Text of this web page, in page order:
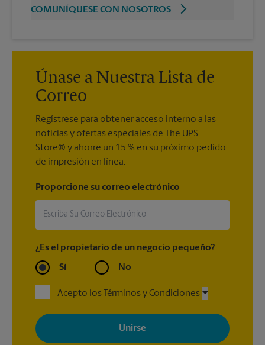
COMUNÍQUESE CON NOSOTROS
Únase a Nuestra Lista de
Correo
Regístrese para obtener acceso interno a las
noticias y ofertas especiales de The UPS
Store® y ahorre un 15 % en su próximo pedido
de impresión en línea.
Proporcione su correo electrónico
¿Es el propietario de un negocio pequeño?
Sí No
Acepto los Términos y Condiciones
Al registrarse, acepta recibir correos electrónicos de The UPS
Store con noticias, ofertas especiales, promociones y mensajes
adaptados a sus intereses. Puede darse de baja en cualquier
momento. Para más información, consulte nuestra política de